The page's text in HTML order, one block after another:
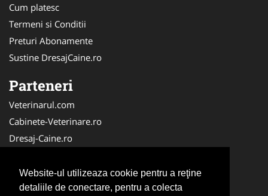
Website-ul utilizeaza cookie pentru a reţine
detaliile de conectare, pentru a colecta
Cum platesc
Termeni si Conditii
Preturi Abonamente
Sustine DresajCaine.ro
Parteneri
Veterinarul.com
Cabinete-Veterinare.ro
Dresaj-Caine.ro
Medic-Bun.com
SalonFrizerieCanina.com